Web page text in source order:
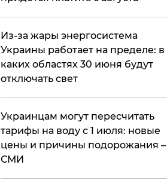
Из-за жары энергосистема
Украины работает на пределе: в
каких областях 30 июня будут
отключать свет
Украинцам могут пересчитать
тарифы на воду с 1 июля: новые
цены и причины подорожания –
СМИ